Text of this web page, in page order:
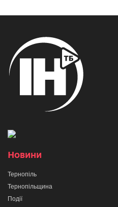
Новини
Тернопіль
Тернопільщина
Події